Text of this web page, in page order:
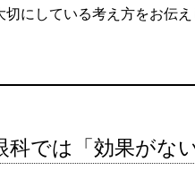
切にしている考え方をお伝え
科では「効果がな